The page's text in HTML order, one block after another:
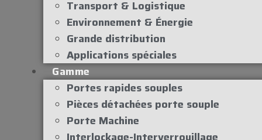
Transport & Logistique
Environnement & Énergie
Grande distribution
Applications spéciales
Gamme
Portes rapides souples
Pièces détachées porte souple
Porte Machine